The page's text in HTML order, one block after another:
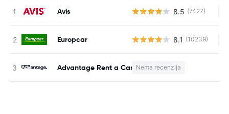
Avis 8.5 (7427)
Europcar 8.1 (10239)
Advantage Rent a Car Nema recenzija